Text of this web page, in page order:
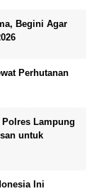
Begini Agar
Perhutanan
Lampung
untuk
Ini